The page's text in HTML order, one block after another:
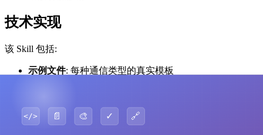
技术实现
该 Skill 包括:
示例文件: 每种通信类型的真实模板
examples/faq-answers.md